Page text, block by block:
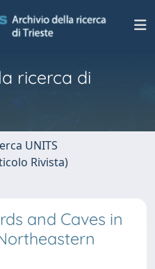
ricerca di
UNITS
Rivista)
and Caves in